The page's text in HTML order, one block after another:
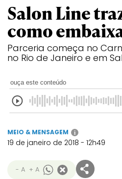
Salon Line
como
Parceria começa no
no Rio de Janeiro e em
ouça este conteúdo
MEIO & MENSAGEM i
19 de janeiro de 2018 - 12h49
- A + A